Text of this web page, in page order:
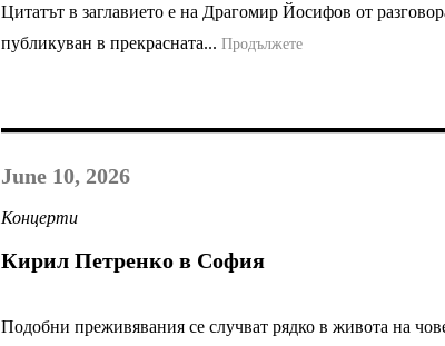
Цитатът в заглавието е на Драгомир Йосифов от
публикуван в прекрасната... Продължете
June 10, 2026
Концерти
Кирил Петренко в София
Подобни преживявания се случват рядко в живота на